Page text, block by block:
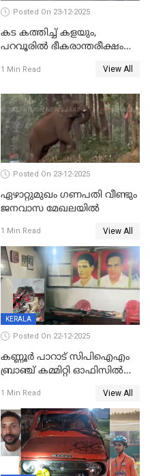
Posted On 23-12-2025
കട കത്തിച്ച് കളയും,
പറവൂരില്‍ ഭീകരാന്തരീക്ഷം
1 Min Read View All
Posted On 23-12-2025
ഏഴാറ്റുമുഖം ഗണപതി വീണ്ടും
ജനവാസ മേഖലയിൽ
1 Min Read View All
KERALA
Posted On 22-12-2025
കണ്ണൂർ പാറാട് സിപിഐഎം
ബ്രാഞ്ച് കമ്മിറ്റി ഓഫിസിൽ
ചിത്രങ്ങളടക്കം കത്തിയ
നിലയിൽ
1 Min Read View All